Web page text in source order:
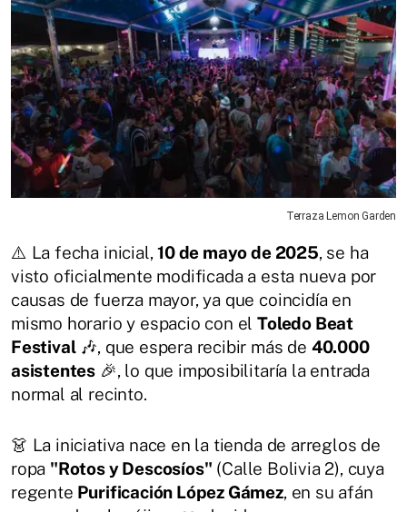
Terraza Lemon Garden
⚠️ La fecha inicial,10 de mayo de 2025, se ha
visto oficialmente modificada a esta nueva por
causas de fuerza mayor, ya que coincidía en
mismo horario y espacio con elToledo Beat
Festival🎶, que espera recibir más de 40.000
asistentes 🎉, lo que imposibilitaría la entrada
normal al recinto.
👗 La iniciativa nace en la tienda de arreglos de
ropa "Rotos y Descosíos" (Calle Bolivia 2), cuya
regente Purificación López Gámez, en su afán